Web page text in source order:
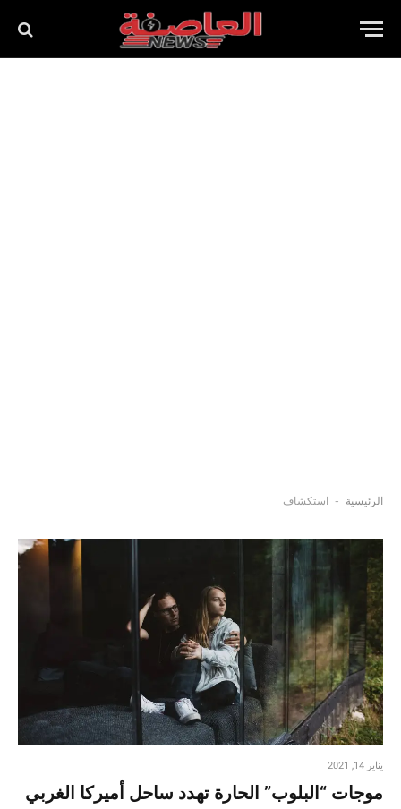
الرئيسية - استكشاف
يناير 14, 2021
موجات “البلوب” الحارة تهدد ساحل أميركا الغربي